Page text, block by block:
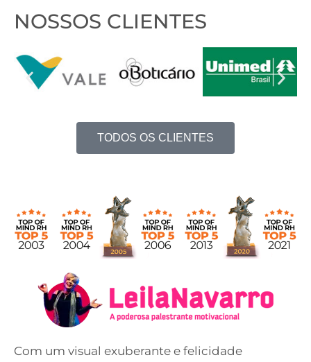
NOSSOS CLIENTES
TODOS OS CLIENTES
Com um visual exuberante e felicidade